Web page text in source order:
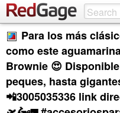
Para los más
como este
Brownie 😍
peques, hasta
📲3005035336 link